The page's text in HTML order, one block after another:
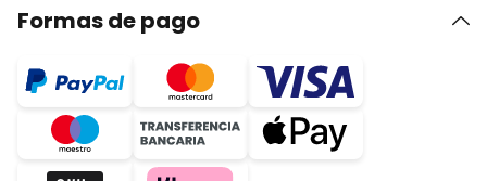
Formas de pago